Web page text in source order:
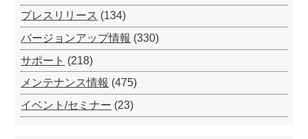
プレスリリース (134)
バージョンアップ情報 (330)
サポート (218)
メンテナンス情報 (475)
イベント/セミナー (23)